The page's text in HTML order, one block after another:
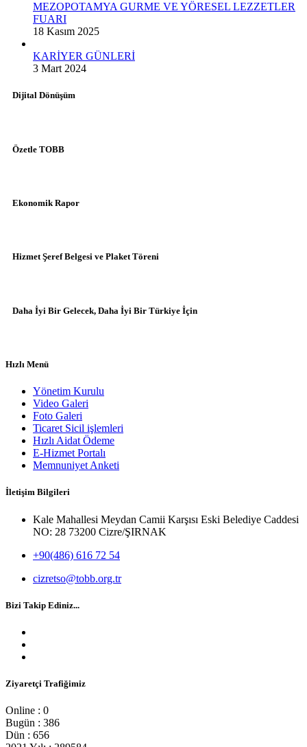
MEZOPOTAMYA GURME VE YÖRESEL LEZZETLER
FUARI
18 Kasım 2025
KARİYER GÜNLERİ
3 Mart 2024
Dijital Dönüşüm
Özetle TOBB
Ekonomik Rapor
Hizmet Şeref Belgesi ve Plaket Töreni
Daha İyi Bir Gelecek, Daha İyi Bir Türkiye İçin
Hızlı Menü
Yönetim Kurulu
Video Galeri
Foto Galeri
Ticaret Sicil işlemleri
Hızlı Aidat Ödeme
E-Hizmet Portalı
Memnuniyet Anketi
İletişim Bilgileri
Kale Mahallesi Meydan Camii Karşısı Eski Belediye Caddesi
NO: 28 73200 Cizre/ŞIRNAK
+90(486) 616 72 54
cizretso@tobb.org.tr
Bizi Takip Ediniz...
Ziyaretçi Trafiğimiz
Online : 0
Bugün : 386
Dün : 656